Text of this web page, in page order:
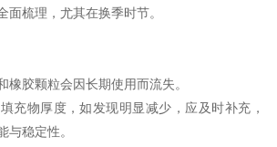
面梳理，尤其在换季时节。
橡胶颗粒会因长期使用而流失。
充物厚度，如发现明显减少，应及时补充，
与稳定性。